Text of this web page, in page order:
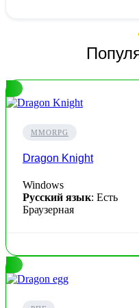
MMORPG
Dragon Knight
Windows
Русский язык: Есть
Браузерная